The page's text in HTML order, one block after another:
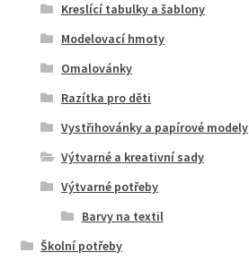
Kreslící tabulky a šablony
Modelovací hmoty
Omalovánky
Razítka pro děti
Vystřihovánky a papírové modely
Výtvarné a kreativní sady
Výtvarné potřeby
Barvy na textil
Školní potřeby